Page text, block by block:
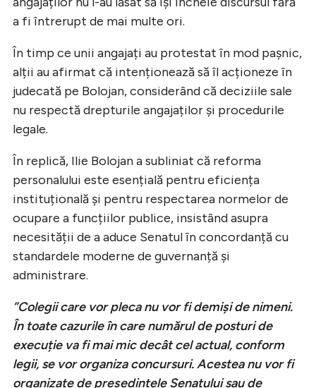
a fi întrerupt de mai multe ori.
În timp ce unii angajați au protestat în mod pașnic,
alții au afirmat că intenționează să îl acționeze în
judecată pe Bolojan, considerând că deciziile sale
nu respectă drepturile angajaților și procedurile
legale.
În replică, Ilie Bolojan a subliniat că reforma
personalului este esențială pentru eficiența
instituțională și pentru respectarea normelor de
ocupare a funcțiilor publice, insistând asupra
necesității de a aduce Senatul în concordanță cu
standardele moderne de guvernanță și
administrare.
”Colegii care vor pleca nu vor fi demiși de nimeni.
În toate cazurile în care numărul de posturi de
execuție va fi mai mic decât cel actual, conform
legii, se vor organiza concursuri. Acestea nu vor fi
organizate de președintele Senatului sau de